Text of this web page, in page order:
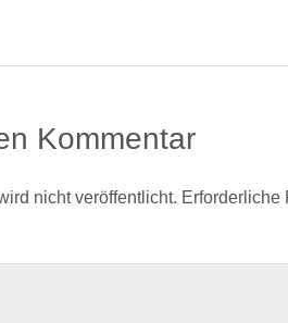
Kommentar
nicht veröffentlicht. Erforderliche